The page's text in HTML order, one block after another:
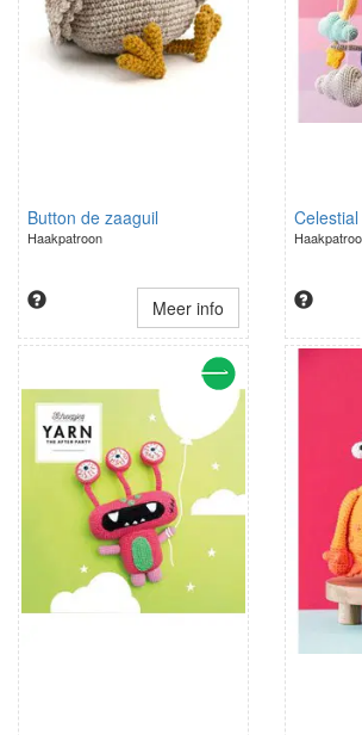
Button de zaaguil
Haakpatroon
Meer info